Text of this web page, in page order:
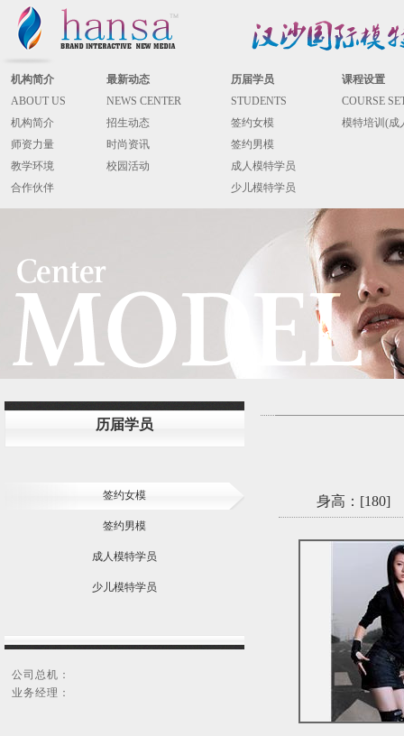
机构简介 最新动态 历届学员
课程设置
ABOUT US
NEWS CENTER STUDENTS
COURSE
机构简介
招生动态 签约女模
模特培训(成
师资力量
时尚资讯
签约男模
教学环境
校园活动
成人模特学员
合作伙伴
少儿模特学员
历届学员
签约女模
签约男模
成人模特学员
少儿模特学员
公司总机：
业务经理：
身高：[180]